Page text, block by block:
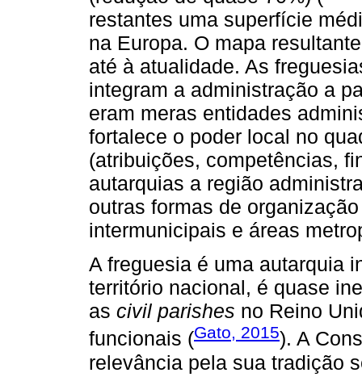
restantes uma superfície
na Europa. O mapa
até à atualidade. As
integram a administração a
eram meras entidades
fortalece o poder local no
(atribuições, competências,
autarquias a região
outras formas de
intermunicipais e áreas
A freguesia é uma autarquia
território nacional, é quase
as civil parishes no Reino
funcionais (Gato, 2015). A
relevância pela sua tradição